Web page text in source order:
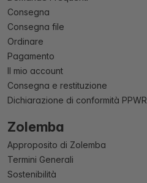
Consegna
Consegna file
Ordinare
Pagamento
Il mio account
Consegna e restituzione
Dichiarazione di conformità PPWR
Zolemba
Approposito di Zolemba
Termini Generali
Sostenibilità